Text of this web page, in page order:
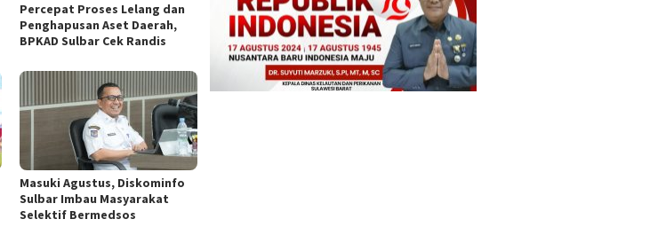
Percepat Proses Lelang dan
Penghapusan Aset Daerah,
BPKAD Sulbar Cek Randis
Masuki Agustus, Diskominfo
Sulbar Imbau Masyarakat
Selektif Bermedsos